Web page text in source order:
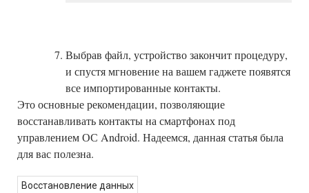
Выбрав файл, устройство закончит процедуру,
и спустя мгновение на вашем гаджете появятся
все импортированные контакты.
Это основные рекомендации, позволяющие
восстанавливать контакты на смартфонах под
управлением ОС Android. Надеемся, данная статья была
для вас полезна.
Восстановление данных